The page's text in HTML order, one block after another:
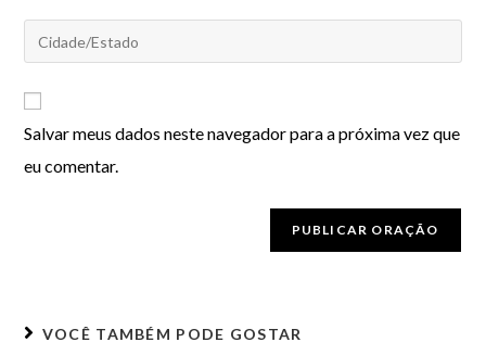
Salvar meus dados neste navegador para a próxima vez que
eu comentar.
VOCÊ TAMBÉM PODE GOSTAR